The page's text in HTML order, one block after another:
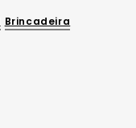
Brincadeira